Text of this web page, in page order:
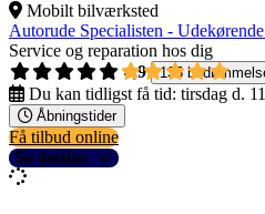
Mobilt bilværksted
Autorude Specialisten -
Service og reparation hos dig
4,9
135
Du kan tidligst få tid: tirsdag d.
Åbningstider
Få tilbud online
Se detaljer